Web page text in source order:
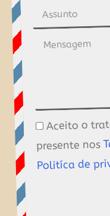
Aceito o
presente nos
Politíca de